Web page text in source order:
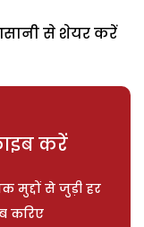
से शेयर करें
करें
मुद्दों से जुड़ी हर
करिए